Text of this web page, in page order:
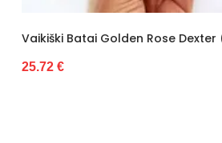
Rose Dexter (BSB6636)